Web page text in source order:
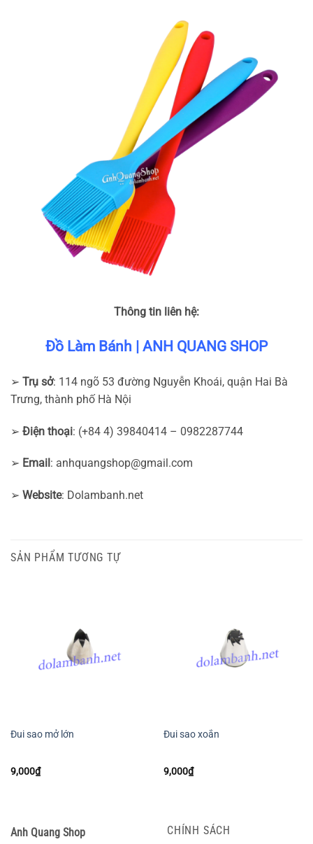
Thông tin liên hệ:
Đồ Làm Bánh | ANH QUANG SHOP
➢ Trụ sở: 114 ngõ 53 đường Nguyễn Khoái, quận Hai Bà
Trưng, thành phố Hà Nội
➢ Điện thoại: (+84 4) 39840414 – 0982287744
➢ Email : anhquangshop@gmail.com
➢ Website: Dolambanh.net
SẢN PHẨM TƯƠNG TỰ
Đui sao mở lớn
9,000₫
Đui sao xoắn
9,000₫
Anh Quang Shop
CHÍNH SÁCH